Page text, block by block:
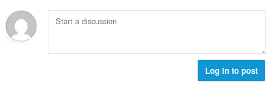
к
и
й
о
н
Log in to post